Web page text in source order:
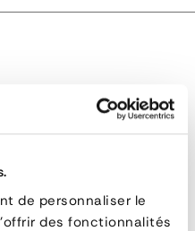
de personnaliser le
des fonctionnalités